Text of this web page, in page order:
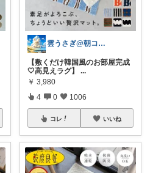
雲うさぎ@朝コレ❤良質便利時短グッズ🐰
【敷くだけ韓国風のお部屋完成
🤍高見えラグ】
...
￥ 3,980
4 0 1006
コレ いいね